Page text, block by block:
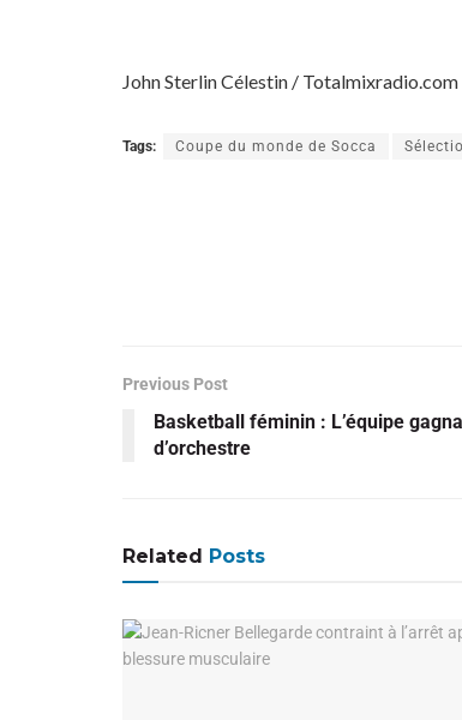
John Sterlin Célestin / Totalmixradio.com
Tags: Coupe du monde de Socca
Previous Post
Basketball féminin : L’équipe
d’orchestre
Related Posts